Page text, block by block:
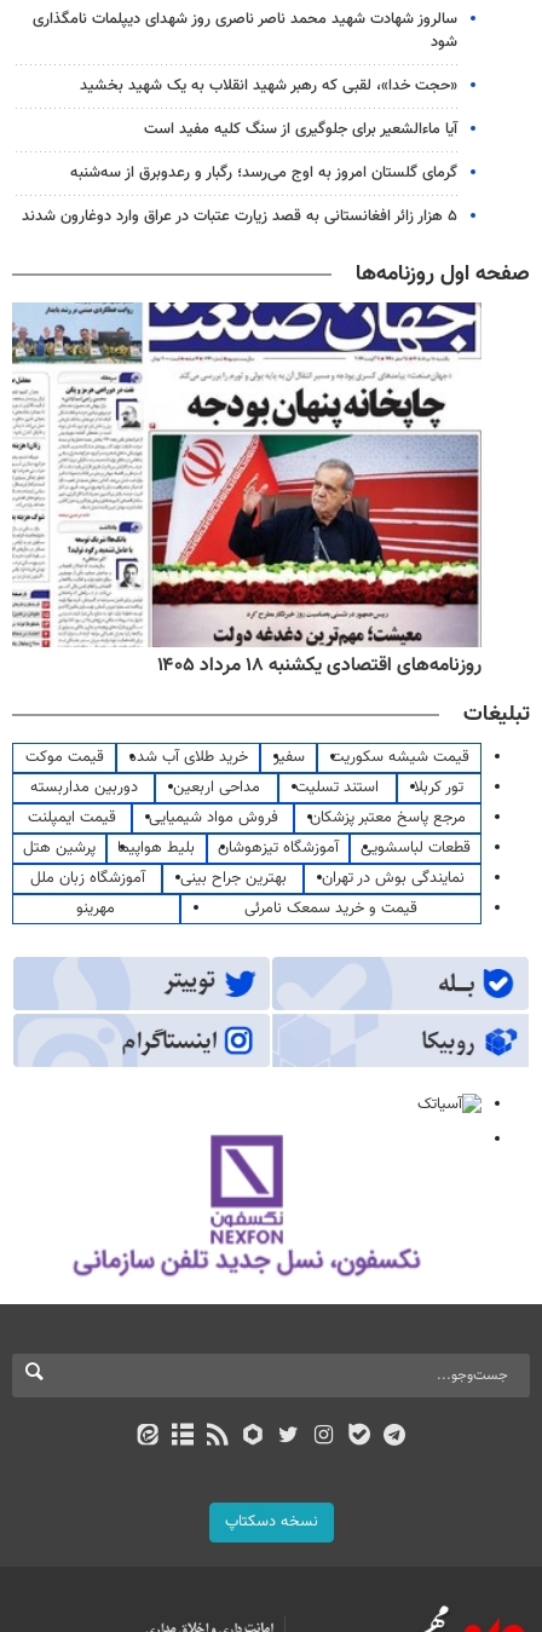
سالروز شهادت شهید محمد ناصر ناصری روز شهدای دیپلمات نامگذاری
شود
«حجت خدا»، لقبی که رهبر شهید انقلاب به یک شهید بخشید
آیا ماءالشعیر برای جلوگیری از سنگ کلیه مفید است
گرمای گلستان امروز به اوج می‌رسد؛ رگبار و رعدوبرق از سه‌شنبه
۵ هزار زائر افغانستانی به قصد زیارت عتبات در عراق وارد دوغارون شدند
صفحه اول روزنامه‌ها
روزنامه‌های اقتصادی یکشنبه ۱۸ مرداد ۱۴۰۵
تبلیغات
قیمت شیشه سکوریت سفیر خرید طلای آب شده
قیمت موکت
تور کربلا
استند تسلیت مداحی اربعین
دوربین مداربسته
مرجع پاسخ معتبر پزشکان
فروش مواد شیمیایی
قیمت ایمپلنت
قطعات لباسشویی
آموزشگاه تیزهوشان بلیط هواپیما
پرشین هتل
نمایندگی بوش در تهران
بهترین جراح بینی
آموزشگاه زبان ملل
قیمت و خرید سمعک نامرئی
مهرینو
نسخه دسکتاپ